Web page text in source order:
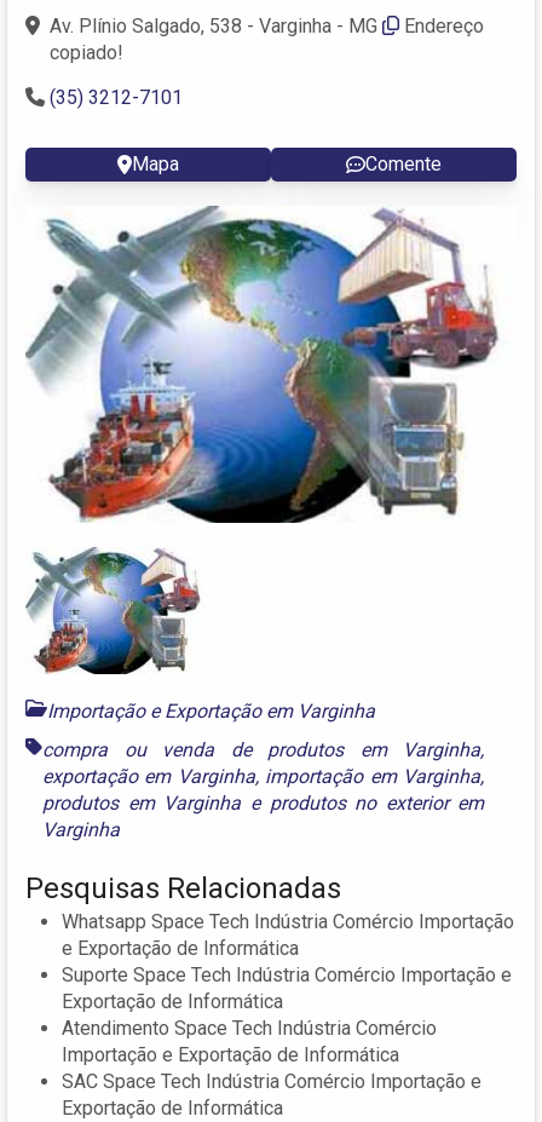
Av. Plínio Salgado, 538 - Varginha - MG
Endereço
copiado!
(35) 3212-7101
Mapa Comente
Importação e Exportação em Varginha
compra ou venda de produtos em Varginha,
exportação em Varginha, importação em Varginha,
produtos em Varginha e produtos no exterior em
Varginha
Pesquisas Relacionadas
Whatsapp Space Tech Indústria Comércio Importação
e Exportação de Informática
Suporte Space Tech Indústria Comércio Importação e
Exportação de Informática
Atendimento Space Tech Indústria Comércio
Importação e Exportação de Informática
SAC Space Tech Indústria Comércio Importação e
Exportação de Informática